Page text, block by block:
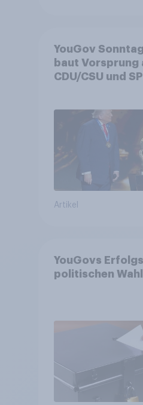
YouGov
baut Vorsprung
CDU/CSU und
Fußball-WM
Artikel
YouGovs
politischen